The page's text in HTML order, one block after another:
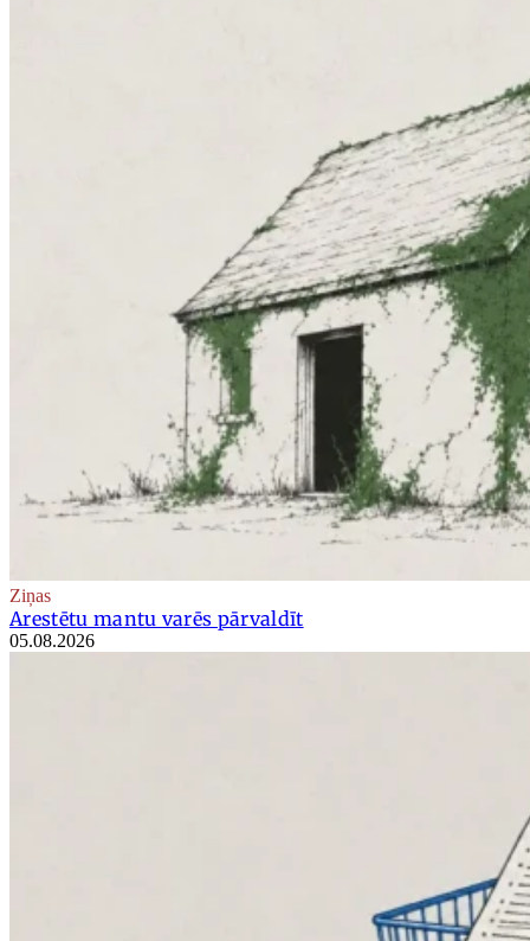
Ziņas
Arestētu mantu varēs pārvaldīt
05.08.2026